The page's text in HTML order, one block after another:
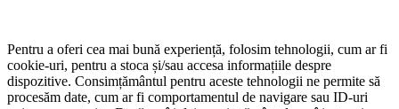
Pentru a oferi cea mai bună experiență, folosim tehnologii, cum ar fi
cookie-uri, pentru a stoca și/sau accesa informațiile despre
dispozitive. Consimțământul pentru aceste tehnologii ne permite să
procesăm date, cum ar fi comportamentul de navigare sau ID-uri